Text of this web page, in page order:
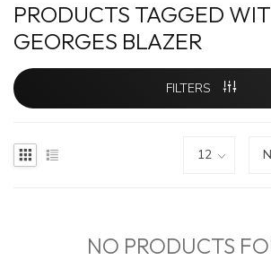
PRODUCTS TAGGED
GEORGES BLAZER
FILTERS
NO PRODUCTS